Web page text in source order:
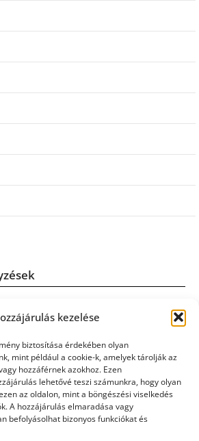
kezelése
biztosítása érdekében olyan
mint például a cookie-k, amelyek tárolják az
hozzáférnek azokhoz. Ezen
lehetővé teszi számunkra, hogy olyan
az oldalon, mint a böngészési viselkedés
A hozzájárulás elmaradása vagy
befolyásolhat bizonyos funkciókat és
mikor éri meg a biztosítást igénybe
könyvelőt váltani?
elengedhetetlen a szakszerű jogi
működéshez
nem érdemes várni a jogi